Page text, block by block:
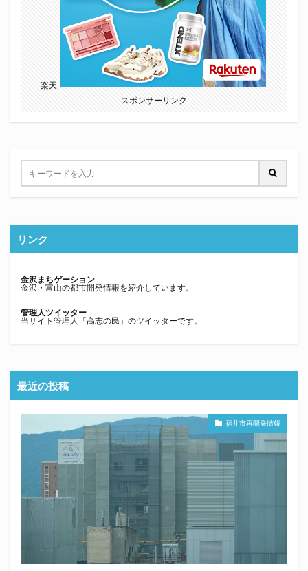
楽天
スポンサーリンク
リンク
金沢まちゲーション
金沢・富山の都市開発情報を紹介しています。
管理人ツイッター
当サイト管理人「高志の民」のツイッターです。
最近の投稿
福井市再開発情報